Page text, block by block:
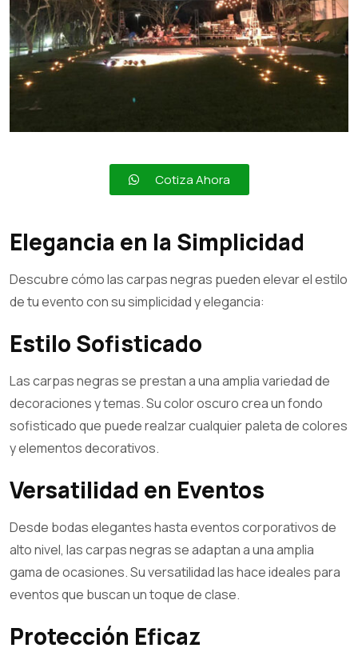
Cotiza Ahora
Elegancia en la Simplicidad
Descubre cómo las carpas negras pueden elevar el estilo
de tu evento con su simplicidad y elegancia:
Estilo Sofisticado
Las carpas negras se prestan a una amplia variedad de
decoraciones y temas. Su color oscuro crea un fondo
sofisticado que puede realzar cualquier paleta de colores
y elementos decorativos.
Versatilidad en Eventos
Desde bodas elegantes hasta eventos corporativos de
alto nivel, las carpas negras se adaptan a una amplia
gama de ocasiones. Su versatilidad las hace ideales para
eventos que buscan un toque de clase.
Protección Eficaz